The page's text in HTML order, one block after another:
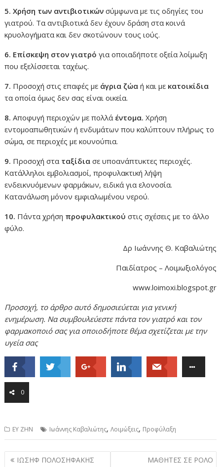
5. Χρήση των αντιβιοτικών σύμφωνα με τις οδηγίες του
γιατρού. Τα αντιβιοτικά δεν έχουν δράση στα κοινά
κρυολογήματα και δεν σκοτώνουν τους ιούς.
6. Επίσκεψη στον γιατρό για οποιαδήποτε οξεία λοίμωξη
που εξελίσσεται ταχέως.
7. Προσοχή στις επαφές με άγρια ζώα ή και με κατοικίδια
τα οποία όμως δεν σας είναι οικεία.
8. Αποφυγή περιοχών με πολλά έντομα. Χρήση
εντομοαπωθητικών ή ενδυμάτων που καλύπτουν πλήρως το
σώμα, σε περιοχές με κουνούπια.
9. Προσοχή στα ταξίδια σε υποανάπτυκτες περιοχές.
Κατάλληλοι εμβολιασμοί, προφυλακτική λήψη
ενδεικνυόμενων φαρμάκων, ειδικά για ελονοσία.
Κατανάλωση μόνον εμφιαλωμένου νερού.
10. Πάντα χρήση προφυλακτικού στις σχέσεις με το άλλο
φύλο.
Δρ Ιωάννης Θ. Καβαλιώτης
Παιδίατρος – Λοιμωξιολόγος
www.loimoxi.blogspot.gr
Προσοχή, το άρθρο αυτό δημοσιεύεται για γενική
ενημέρωση. Να συμβουλεύεστε πάντα τον γιατρό και τον
φαρμακοποιό σας για οποιοδήποτε θέμα σχετίζεται με την
υγεία σας
0
ΕΥ ΖΗΝ Ιωάννης Καβαλιώτης,Λοιμώξεις, Προφύλαξη
Post
ΙΩΣΗΦ ΠΟΛΟΣΗΦΑΚΗΣ
ΜΑΘΗΤΕΣ ΣΕ ΡΟΛΟ